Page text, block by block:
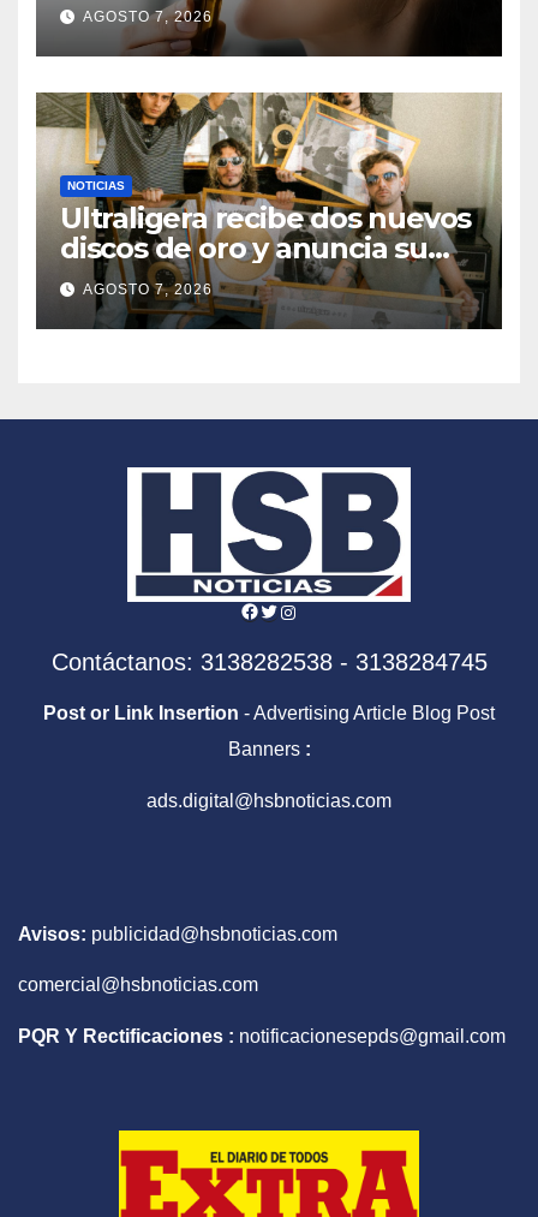
memorabilidad
AGOSTO 7, 2026
NOTICIAS
Ultraligera recibe dos nuevos
discos de oro y anuncia su
primera gira LATAM 2026
AGOSTO 7, 2026
Facebook
Twitter
Instagram
Contáctanos: 3138282538 - 3138284745
Post or Link Insertion - Advertising Article Blog Post
Banners :
ads.digital@hsbnoticias.com
Avisos: publicidad@hsbnoticias.com
comercial@hsbnoticias.com
PQR Y Rectificaciones : notificacionesepds@gmail.com